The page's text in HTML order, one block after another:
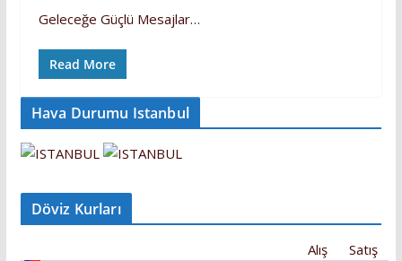
Geleceğe Güçlü Mesajlar…
Read More
Hava Durumu Istanbul
Döviz Kurları
Satış
Alış